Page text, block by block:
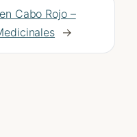
Cabo Rojo –
→